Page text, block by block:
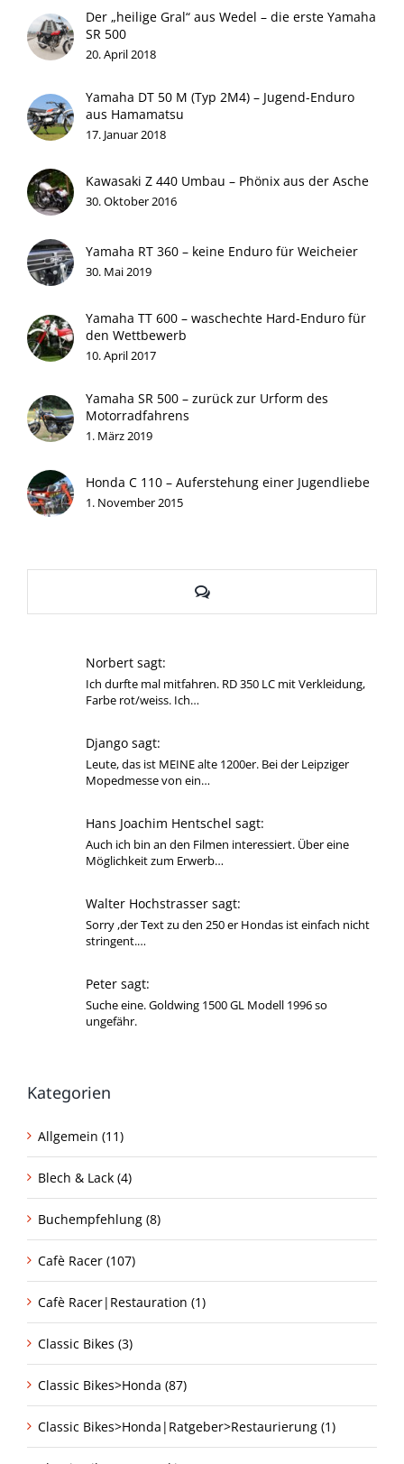
Der „heilige Gral“ aus Wedel – die erste Yamaha
SR 500
20. April 2018
Yamaha DT 50 M (Typ 2M4) – Jugend-Enduro
aus Hamamatsu
17. Januar 2018
Kawasaki Z 440 Umbau – Phönix aus der Asche
30. Oktober 2016
Yamaha RT 360 – keine Enduro für Weicheier
30. Mai 2019
Yamaha TT 600 – waschechte Hard-Enduro für
den Wettbewerb
10. April 2017
Yamaha SR 500 – zurück zur Urform des
Motorradfahrens
1. März 2019
Honda C 110 – Auferstehung einer Jugendliebe
1. November 2015
Kommentare
Norbert sagt:
Ich durfte mal mitfahren. RD 350 LC mit Verkleidung,
Farbe rot/weiss. Ich…
Django sagt:
Leute, das ist MEINE alte 1200er. Bei der Leipziger
Mopedmesse von ein…
Hans Joachim Hentschel sagt:
Auch ich bin an den Filmen interessiert. Über eine
Möglichkeit zum Erwerb…
Walter Hochstrasser sagt:
Sorry ,der Text zu den 250 er Hondas ist einfach nicht
stringent.…
Peter sagt:
Suche eine. Goldwing 1500 GL Modell 1996 so
ungefähr.
Kategorien
Allgemein (11)
Blech & Lack (4)
Buchempfehlung (8)
Cafè Racer (107)
Cafè Racer|Restauration (1)
Classic Bikes (3)
Classic Bikes>Honda (87)
Classic Bikes>Honda|Ratgeber>Restaurierung (1)